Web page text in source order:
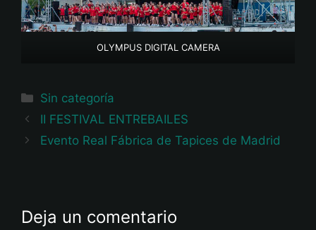
OLYMPUS DIGITAL CAMERA
Categorías
Sin categoría
II FESTIVAL ENTREBAILES
Evento Real Fábrica de Tapices de Madrid
Deja un comentario